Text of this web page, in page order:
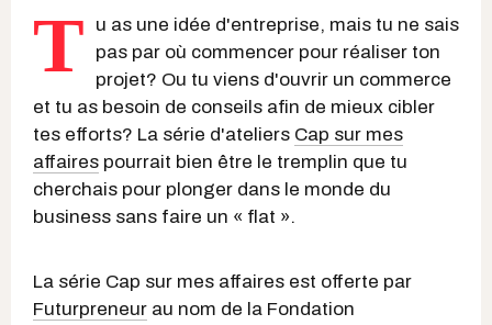
T
u as une idée d'entreprise, mais tu ne sais
pas par où commencer pour réaliser ton
projet? Ou tu viens d'ouvrir un commerce
et tu as besoin de conseils afin de mieux cibler
tes efforts? La série d'ateliers Cap sur mes
affaires pourrait bien être le tremplin que tu
cherchais pour plonger dans le monde du
business sans faire un « flat ».
La série Cap sur mes affaires est offerte par
Futurpreneur au nom de la Fondation